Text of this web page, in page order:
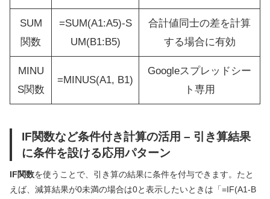
SUM
関数
=SUM(A1:A5)-S
UM(B1:B5)
合計値同士の差を計算
する場合に有効
MINU
S関数
=MINUS(A1, B1)
Googleスプレッドシー
ト専用
IF関数など条件付き計算の活用 – 引き算結果
に条件を設ける応用パターン
IF関数を使うことで、引き算の結果に条件を付与できます。たと
えば、減算結果が0未満の場合は0と表示したいときは「=IF(A1-B